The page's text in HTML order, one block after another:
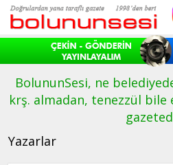
BolununSesi, ne
krş. almadan, tenezzül bile
Yazarlar